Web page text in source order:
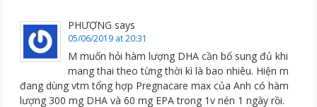
PHƯỢNG says
05/06/2019 at 20:31
M muốn hỏi hàm lượng DHA cần bổ sung đủ khi
mang thai theo từng thời kì là bao nhiêu. Hiện m
đang dùng vtm tổng hợp Pregnacare max của Anh có hàm
lượng 300 mg DHA và 60 mg EPA trong 1v nén 1 ngày rồi.